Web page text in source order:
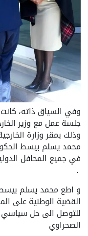
وفي السياق ذاته، كانت
جلسة عمل مع وزير
وذلك بمقر وزارة
محمد يسلم بيسط
في جميع المحافل
.
و اطع محمد يسلم
القضية الوطنية على
للتوصل الى حل
الصحراوي